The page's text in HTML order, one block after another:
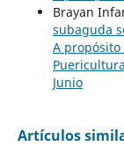
Brayan
subaguda
A propósito
Junio
Artículos